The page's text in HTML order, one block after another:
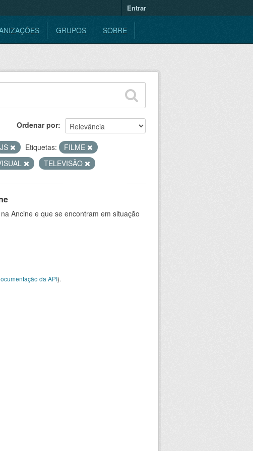
Entrar
GRUPOS SOBRE
Ordenar por
JS Etiquetas:
FILME
TELEVISÃO
Ancine e que se encontram em situação
da API).